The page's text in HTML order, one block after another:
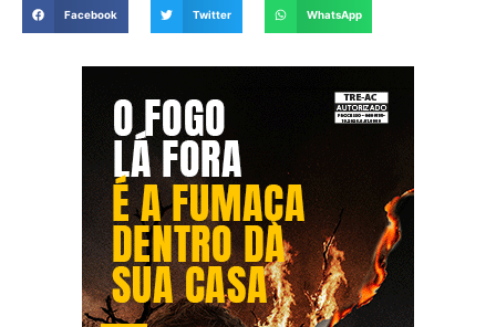
Facebook Twitter WhatsApp